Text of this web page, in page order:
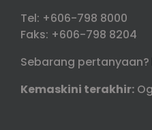
Tel: +606-798 8000
Faks: +606-798 8204
Sebarang pertanyaan?
Kemaskini terakhir: